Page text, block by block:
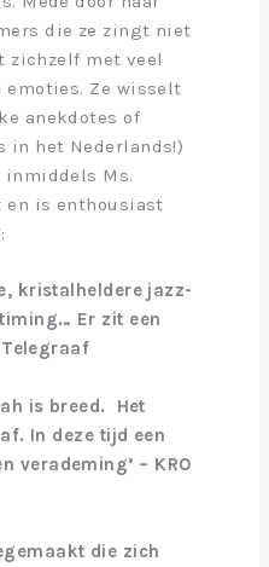
die ze zingt niet
zichzelf met veel
Ze wisselt
anekdotes of
in het Nederlands!)
inmiddels Ms.
en is enthousiast
kristalheldere jazz-
Er zit een
Telegraaf
is breed. Het
In deze tijd een
verademing’ – KRO
die zich